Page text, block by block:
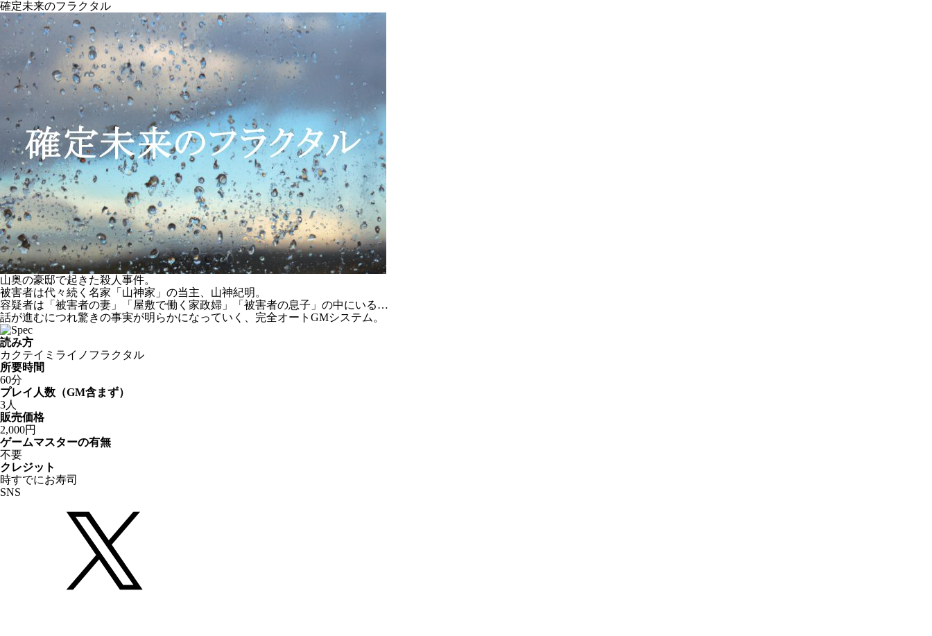
確定未来のフラクタル
山奥の豪邸で起きた殺人事件。
被害者は代々続く名家「山神家」の当主、山神紀明。
容疑者は「被害者の妻」「屋敷で働く家政婦」「被害者の息子」の中にいる…
話が進むにつれ驚きの事実が明らかになっていく、完全オートGMシステム。
読み方
カクテイミライノフラクタル
所要時間
60分
プレイ人数（GM含まず）
3人
販売価格
2,000円
ゲームマスターの有無
不要
クレジット
時すでにお寿司
SNS